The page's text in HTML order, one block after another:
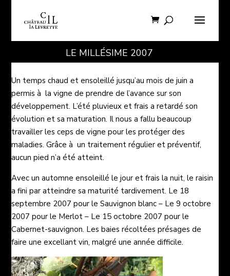
LE MILLÉSIME 2007
Un temps chaud et ensoleillé jusqu’au mois de juin a
permis à la vigne de prendre de l’avance sur son
développement. L’été pluvieux et frais a retardé son
évolution et sa maturation. Il nous a fallu beaucoup
travailler les ceps de vigne pour les protéger des
maladies. Grâce à un traitement régulier et préventif,
aucun pied n’a été atteint.
Avec un automne ensoleillé le jour et frais la nuit, le raisin
a fini par atteindre sa maturité tardivement. Le 18
septembre 2007 pour le Sauvignon blanc – Le 9 octobre
2007 pour le Merlot – Le 15 octobre 2007 pour le
Cabernet-sauvignon. Les baies récoltées présages de
faire une excellant vin, malgré une année difficile.